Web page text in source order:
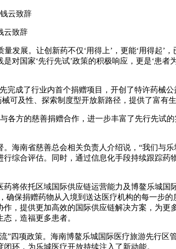
略 海洋
云致辞
发展。让创新药不仅‘用得上’，更能‘用得起’
国家‘先行先试’政策的积极响应，更是‘患者
成了行业内首个捐赠项目，开创了特许药械
可及性、探索制度型开放新路径，提供了富有生
各方的慈善捐赠合作，进一步丰富了先行先试
海南省慈善总会相关负责人介绍说，“我们与
综合评估。同时，通过信息化手段持续跟踪药
将依托区域国际供应链运营能力及博鳌乐城国
保捐赠药物从入境到送达医疗机构的每一步的
，提供更加高效的国际供应链解决方案，为更
，造福更多患者。
”四项政策。海南博鳌乐城国际医疗旅游先行区
环，为乐城医疗开放持续注入了新动能。